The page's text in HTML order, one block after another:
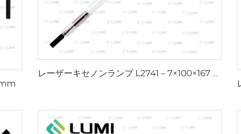
レーザーキセノンランプ L2741 – 7×100×167 mm